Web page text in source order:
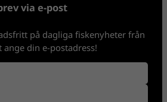
via e-post
på dagliga fiskenyheter från
ange din e-postadress!